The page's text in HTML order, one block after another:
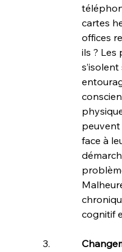
cartes
offices
ils ? Les
peuvent
face à
cognitif